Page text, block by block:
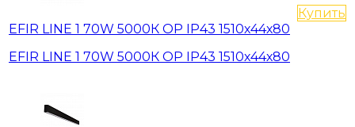
EFIR LINE 1 70W 5000К OP IP43 1510х44х80
EFIR LINE 1 70W 5000К OP IP43 1510х44х80
Купить